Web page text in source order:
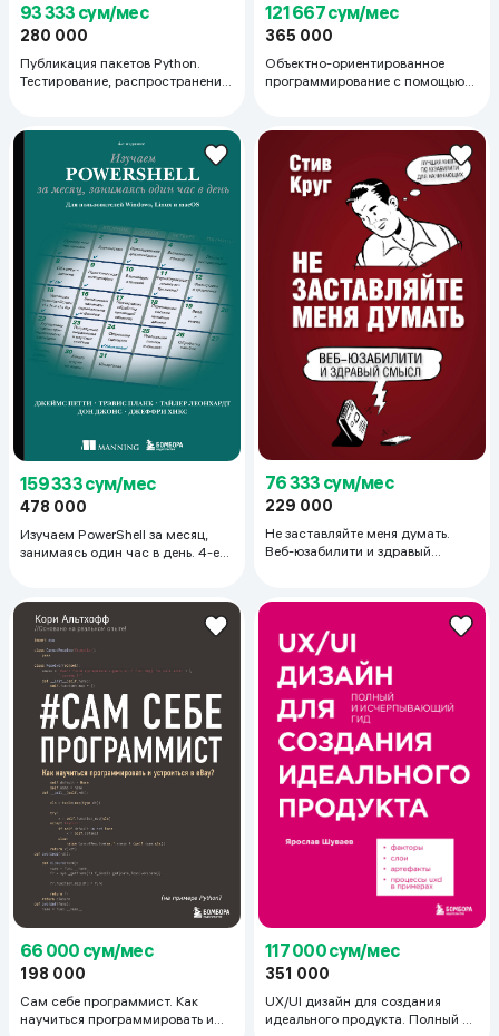
93 333 сум/мес
280 000
Публикация пакетов Python.
Тестирование, распространение
121 667 сум/мес
365 000
Объектно-ориентированное
программирование с помощью
159 333 сум/мес
478 000
Изучаем PowerShell за месяц,
занимаясь один час в день. 4-е
76 333 сум/мес
229 000
Не заставляйте меня думать.
Веб-юзабилити и здравый
66 000 сум/мес
198 000
Сам себе программист. Как
научиться программировать и
117 000 сум/мес
351 000
UX/UI дизайн для создания
идеального продукта. Полный и